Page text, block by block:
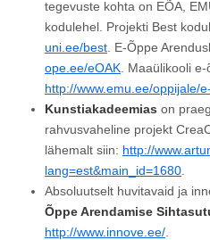
tegevuste kohta on EÕA,
kodulehel. Projekti Best
uni.ee/best . E-Õppe
ope.ee/eOAK . Maaülikooli
http://www.emu.ee/oppijale/
Kunstiakadeemias on
rahvusvaheline projekt
lähemalt siin: http://
lang=est&main_id=1680
Absoluutselt huvitavaid ja
Õppe Arendamise
http://www.innove.ee/